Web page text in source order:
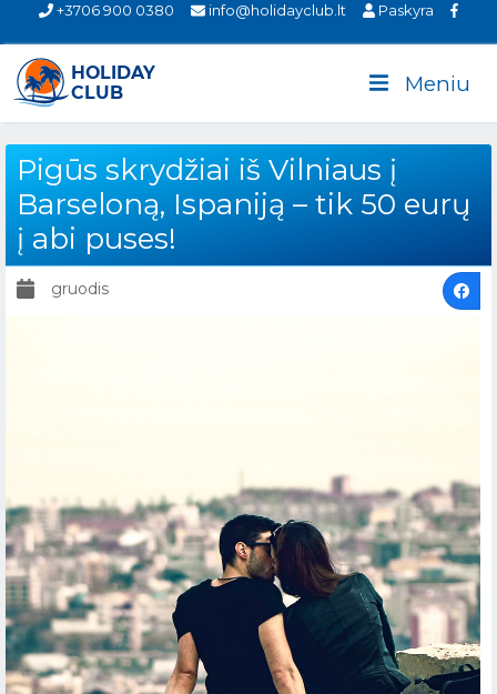
+3706 900 0380 info@holidayclub.lt Paskyra
Meniu
Pigūs skrydžiai iš Vilniaus į
Barseloną, Ispaniją – tik 50 eurų
į abi puses!
gruodis